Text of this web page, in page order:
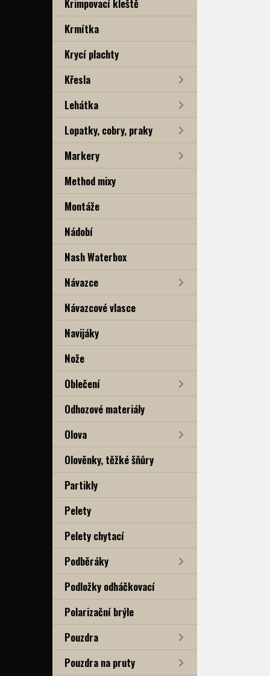
Krimpovací kleště
Krmítka
Krycí plachty
Křesla
Lehátka
Lopatky, cobry, praky
Markery
Method mixy
Montáže
Nádobí
Nash Waterbox
Návazce
Návazcové vlasce
Navijáky
Nože
Oblečení
Odhozové materiály
Olova
Olověnky, těžké šňůry
Partikly
Pelety
Pelety chytací
Podběráky
Podložky odháčkovací
Polarizační brýle
Pouzdra
Pouzdra na pruty